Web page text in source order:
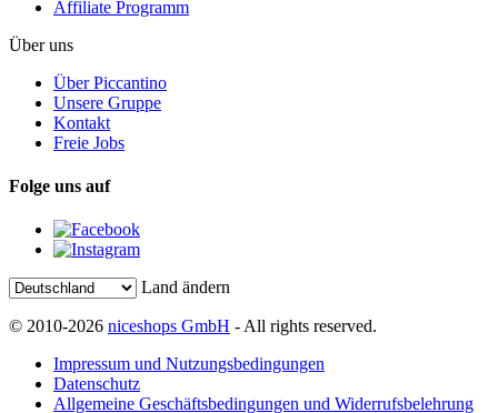
Affiliate Programm
Über uns
Über Piccantino
Unsere Gruppe
Kontakt
Freie Jobs
Folge uns auf
Land ändern
© 2010-2026 niceshops GmbH - All rights reserved.
Impressum und Nutzungsbedingungen
Datenschutz
Allgemeine Geschäftsbedingungen und Widerrufsbelehrung